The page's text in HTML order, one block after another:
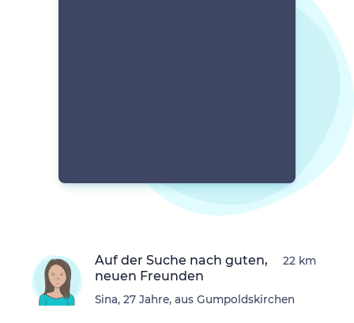
Auf der Suche nach guten,
neuen Freunden
Sina, 27 Jahre, aus Gumpoldskirchen
22 km